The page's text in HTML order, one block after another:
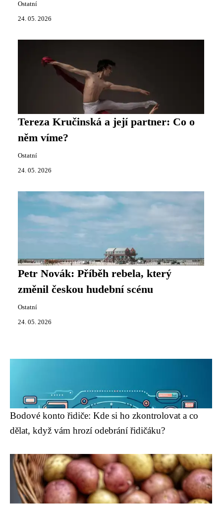
Ostatní
24. 05. 2026
Tereza Kručinská a její partner: Co o
něm víme?
Ostatní
24. 05. 2026
Petr Novák: Příběh rebela, který
změnil českou hudební scénu
Ostatní
24. 05. 2026
Bodové konto řidiče: Kde si ho zkontrolovat a co
dělat, když vám hrozí odebrání řidičáku?